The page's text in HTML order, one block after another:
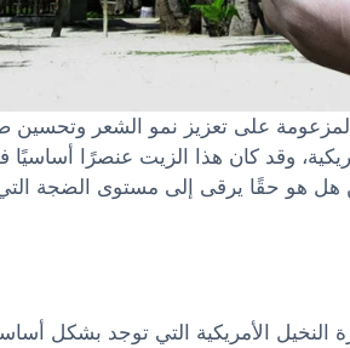
المزعومة على تعزيز نمو الشعر
وقد كان هذا الزيت عنصرًا أساسيًا
هل هو حقًا يرقى إلى مستوى الضجة
الأمريكية التي توجد بشكل